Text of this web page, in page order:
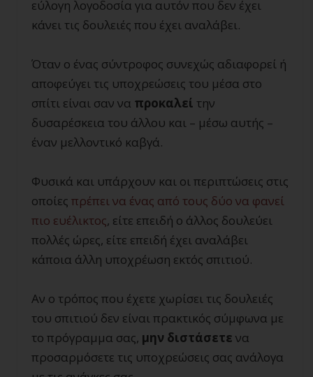
εύλογη λογοδοσία για αυτόν που δεν έχει
κάνει τις δουλειές που έχει αναλάβει.
Όταν ο ένας σύντροφος συνεχώς αδιαφορεί ή
αποφεύγει τις υποχρεώσεις του μέσα στο
σπίτι είναι σαν να προκαλεί την
δυσαρέσκεια του άλλου και – μέσω αυτής –
έναν μελλοντικό καβγά.
Φυσικά και υπάρχουν και οι περιπτώσεις στις
οποίες πρέπει να ένας από τους δύο να φανεί
πιο ευέλικτος, είτε επειδή ο άλλος δουλεύει
πολλές ώρες, είτε επειδή έχει αναλάβει
κάποια άλλη υποχρέωση εκτός σπιτιού.
Αν ο τρόπος που έχετε χωρίσει τις δουλειές
του σπιτιού δεν είναι πρακτικός σύμφωνα με
το πρόγραμμα σας, μην διστάσετε να
προσαρμόσετε τις υποχρεώσεις σας ανάλογα